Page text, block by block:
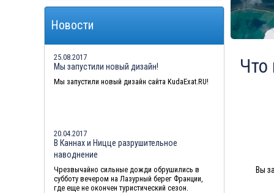
Вы
Туры в Мальдивы в августе
Новости
25.08.2017
Мы запустили новый дизайн!
Мы запустили новый дизайн сайта KudaExat.RU!
20.04.2017
В Каннах и Ницце разрушительное
наводнение
Чрезвычайно сильные дожди обрушились в
субботу вечером на Лазурный берег Франции,
где еще не окончен туристический сезон.